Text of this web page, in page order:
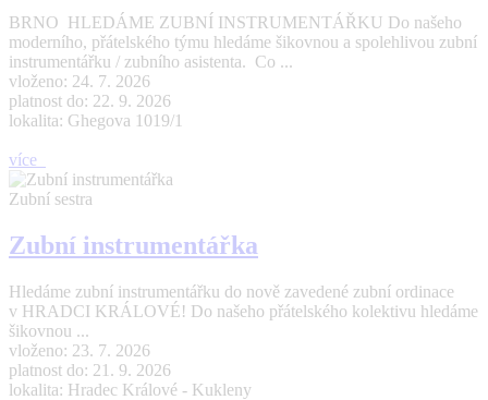
BRNO HLEDÁME ZUBNÍ INSTRUMENTÁŘKU Do našeho
moderního, přátelského týmu hledáme šikovnou a spolehlivou zubní
instrumentářku / zubního asistenta. Co ...
vloženo: 24. 7. 2026
platnost do: 22. 9. 2026
lokalita: Ghegova 1019/1
více
Zubní sestra
Zubní instrumentářka
Hledáme zubní instrumentářku do nově zavedené zubní ordinace
v HRADCI KRÁLOVÉ! Do našeho přátelského kolektivu hledáme
šikovnou ...
vloženo: 23. 7. 2026
platnost do: 21. 9. 2026
lokalita: Hradec Králové - Kukleny